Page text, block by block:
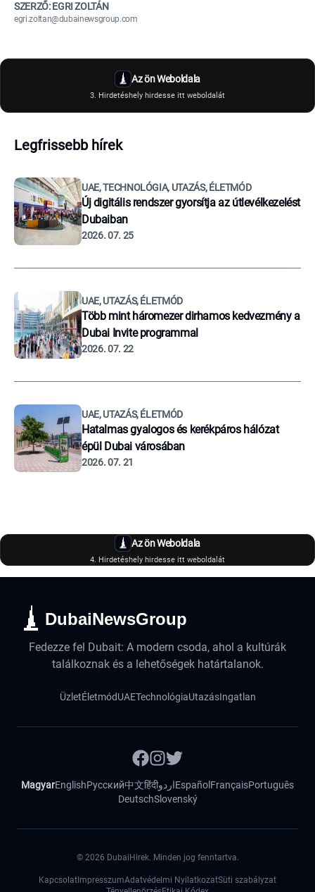
SZERZŐ: EGRI ZOLTÁN
egri.zoltan@dubainewsgroup.com
Az ön Weboldala
3. Hirdetéshely hirdesse itt weboldalát
Legfrissebb hírek
UAE, TECHNOLÓGIA, UTAZÁS, ÉLETMÓD
Új digitális rendszer gyorsítja az útlevélkezelést
Dubaiban
2026. 07. 25
UAE, UTAZÁS, ÉLETMÓD
Több mint háromezer dirhamos kedvezmény a
Dubai Invite programmal
2026. 07. 22
UAE, UTAZÁS, ÉLETMÓD
Hatalmas gyalogos és kerékpáros hálózat
épül Dubai városában
2026. 07. 21
Az ön Weboldala
4. Hirdetéshely hirdesse itt weboldalát
DubaiNewsGroup
Fedezze fel Dubait: A modern csoda, ahol a kultúrák
találkoznak és a lehetőségek határtalanok.
ÜzletÉletmódUAETechnológiaUtazásIngatlan
MagyarEnglishРусский中文हिंदीاردوEspañol FrançaisPortuguês
DeutschSlovenský
© 2026 DubaiHirek. Minden jog fenntartva.
Kapcsolat ImpresszumAdatvédelmi NyilatkozatSüti szabályzat